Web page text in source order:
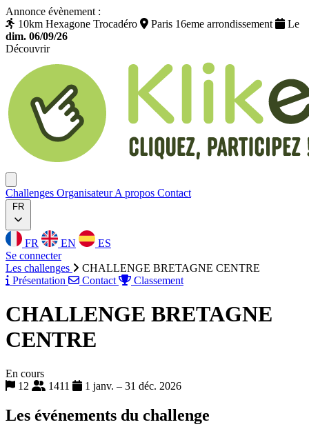
Annonce évènement :
10km Hexagone Trocadéro
Paris 16eme arrondissement
Le
dim. 06/09/26
Découvrir
Challenges OrganisateurA propos Contact
FR
FR EN
ES
Se connecter
Les challenges
CHALLENGE BRETAGNE CENTRE
Présentation
Contact Classement
CHALLENGE BRETAGNE
CENTRE
En cours
12
1411 1 janv. – 31 déc. 2026
Les événements du challenge